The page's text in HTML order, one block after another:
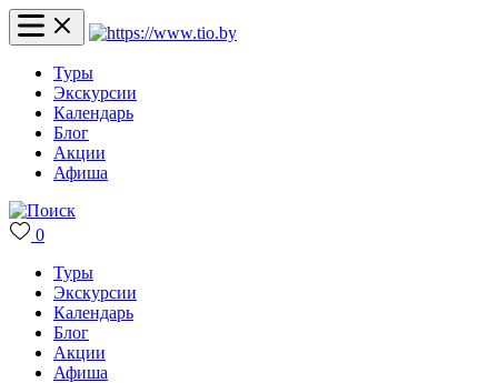
Туры
Экскурсии
Календарь
Блог
Акции
Афиша
0
Туры
Экскурсии
Календарь
Блог
Акции
Афиша